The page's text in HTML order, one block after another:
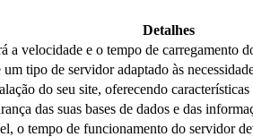
Detalhes
a velocidade e o tempo de carregamento
tipo de servidor adaptado às
do seu site, oferecendo
das suas bases de dados e das
o tempo de funcionamento do servidor